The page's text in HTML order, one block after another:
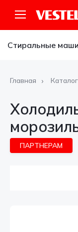
Стиральные
Главная Каталог
ПАРТНЕРАМ